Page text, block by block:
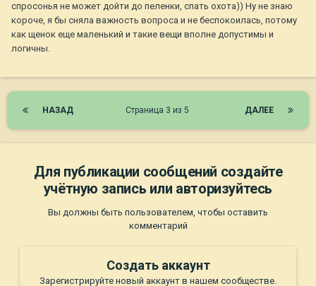
спросонья не может дойти до пеленки, спать охота)) Ну не знаю
короче, я бы сняла важность вопроса и не беспокоилась, потому
как щенок еще маленький и такие вещи вполне допустимы и
логичны.
НАЗАД ДАЛЕЕ
Страница 3 из 5
Для публикации сообщений создайте
учётную запись или авторизуйтесь
Вы должны быть пользователем, чтобы оставить
комментарий
Создать аккаунт
Зарегистрируйте новый аккаунт в нашем сообществе.